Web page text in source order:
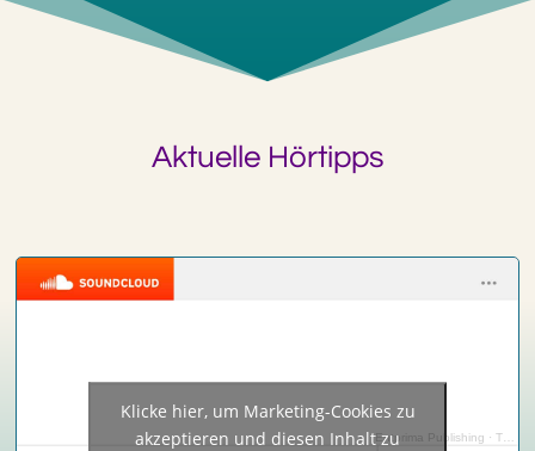
Aktuelle Hörtipps
Entprima Publishing ·The Curse of Futility
Klicke hier, um Marketing-Cookies zu
akzeptieren und diesen Inhalt zu